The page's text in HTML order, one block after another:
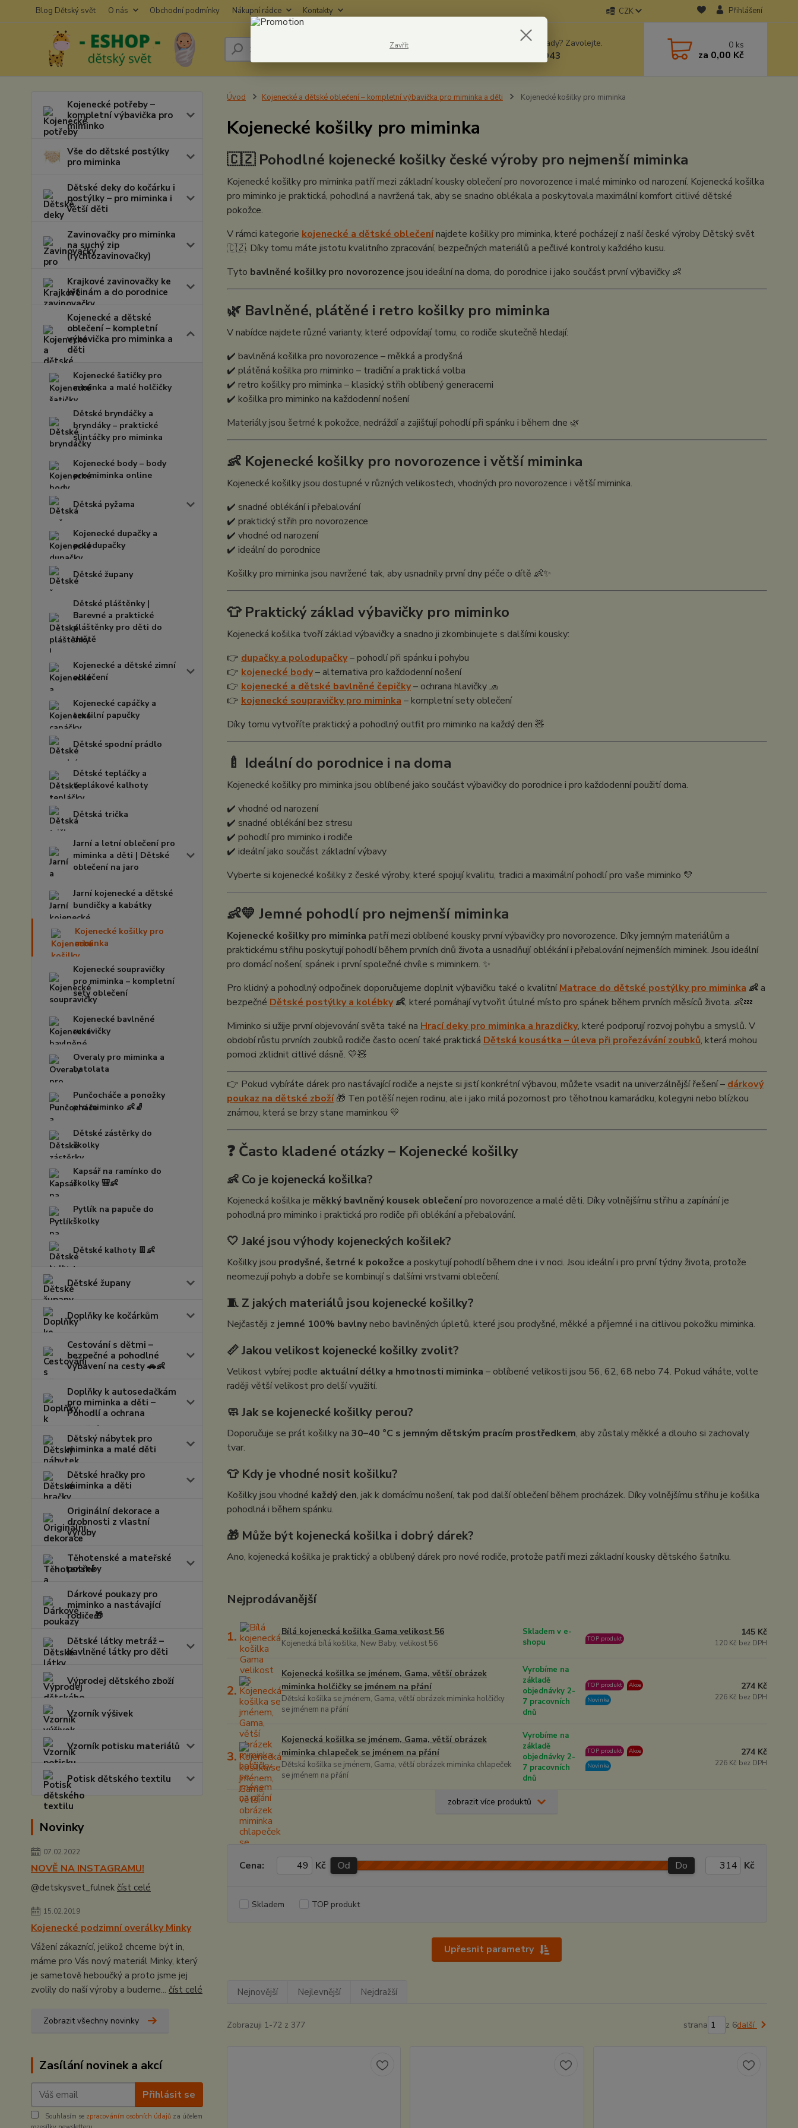
Blog Dětský svět O nás Obchodní podmínky Nákupní rádce Kontakty CZK Přihlášení
Hledat Nevíte si rady? Zavolejte.
604278943
0 ks
za 0,00 Kč
Kojenecké potřeby –
kompletní výbavička pro
miminko
Vše do dětské postýlky
pro miminka
Dětské deky do kočárku i
postýlky – pro miminka i
větší děti
Zavinovačky pro miminka
na suchý zip
(rychlozavinovačky)
Krajkové zavinovačky ke
křtinám a do porodnice
Kojenecké a dětské
oblečení – kompletní
výbavička pro miminka a
děti
Kojenecké šatičky pro
miminka a malé holčičky
Dětské bryndáčky a
bryndáky – praktické
slintáčky pro miminka
Kojenecké body – body
pro miminka online
Dětská pyžama
Kojenecké dupačky a
polodupačky
Dětské župany
Dětské pláštěnky |
Barevné a praktické
pláštěnky pro děti do
deště
Kojenecké a dětské zimní
oblečení
Kojenecké capáčky a
textilní papučky
Dětské spodní prádlo
Dětské tepláčky a
teplákové kalhoty
Dětská trička
Jarní a letní oblečení pro
miminka a děti | Dětské
oblečení na jaro
Jarní kojenecké a dětské
bundičky a kabátky
Kojenecké košilky pro
miminka
Kojenecké soupravičky
pro miminka – kompletní
sety oblečení
Kojenecké bavlněné
rukavičky
Overaly pro miminka a
batolata
Punčocháče a ponožky
pro miminko 👶🧦
Dětské zástěrky do
školky
Kapsář na ramínko do
školky 🎒👶
Pytlík na papuče do
školky
Dětské kalhoty 👖👶
Dětské župany
Doplňky ke kočárkům
Cestování s dětmi –
bezpečné a pohodlné
vybavení na cesty 🚗👶
Doplňky k autosedačkám
pro miminka a děti –
Pohodlí a ochrana
Dětský nábytek pro
miminka a malé děti
Dětské hračky pro
miminka a děti
Originální dekorace a
drobnosti z vlastní
výroby
Těhotenské a mateřské
potřeby
Dárkové poukazy pro
miminko a nastávající
rodiče🎁
Dětské látky metráž –
bavlněné látky pro děti
Výprodej dětského zboží
Vzorník výšivek
Vzorník potisku materiálů
Potisk dětského textilu
Novinky
07.02.2022
NOVĚ NA INSTAGRAMU!
@detskysvet_fulnek číst celé
15.02.2019
Kojenecké podzimní overálky Minky
Vážení zákaznící, jelikož chceme být in,
máme pro Vás nový materiál Minky, který
je sametově heboučký a proto jsme jej
zvolily do naší výroby a budeme... číst celé
Zobrazit všechny novinky
Zasílání novinek a akcí
Přihlásit se
Souhlasím se zpracováním osobních údajů za účelem
Úvod Kojenecké a dětské oblečení – kompletní výbavička pro miminka a děti Kojenecké košilky pro miminka
Kojenecké košilky pro miminka
🇨🇿 Pohodlné kojenecké košilky české výroby pro nejmenší miminka
Kojenecké košilky pro miminka patří mezi základní kousky oblečení pro novorozence i malé miminko od narození. Kojenecká košilka
pro miminko je praktická, pohodlná a navržená tak, aby se snadno oblékala a poskytovala maximální komfort citlivé dětské
pokožce.
V rámci kategorie kojenecké a dětské oblečenínajdete košilky pro miminka, které pocházejí z naší české výroby Dětský svět
🇨🇿. Díky tomu máte jistotu kvalitního zpracování, bezpečných materiálů a pečlivé kontroly každého kusu.
Tyto bavlněné košilky pro novorozence jsou ideální na doma, do porodnice i jako součást první výbavičky 👶
🌿 Bavlněné, plátěné i retro košilky pro miminka
V nabídce najdete různé varianty, které odpovídají tomu, co rodiče skutečně hledají:
✔️ bavlněná košilka pro novorozence – měkká a prodyšná
✔️ plátěná košilka pro miminko – tradiční a praktická volba
✔️ retro košilky pro miminka – klasický střih oblíbený generacemi
✔️ košilka pro miminko na každodenní nošení
Materiály jsou šetrné k pokožce, nedráždí a zajišťují pohodlí při spánku i během dne 🌿
👶 Kojenecké košilky pro novorozence i větší miminka
Kojenecké košilky jsou dostupné v různých velikostech, vhodných pro novorozence i větší miminka.
✔️ snadné oblékání i přebalování
✔️ praktický střih pro novorozence
✔️ vhodné od narození
✔️ ideální do porodnice
Košilky pro miminka jsou navržené tak, aby usnadnily první dny péče o dítě 👶✨
👕 Praktický základ výbavičky pro miminko
Kojenecká košilka tvoří základ výbavičky a snadno ji zkombinujete s dalšími kousky:
👉 dupačky a polodupačky– pohodlí při spánku i pohybu
👉 kojenecké body– alternativa pro každodenní nošení
👉 kojenecké a dětské bavlněné čepičky– ochrana hlavičky 🧢
👉 kojenecké soupravičky pro miminka – kompletní sety oblečení
Díky tomu vytvoříte praktický a pohodlný outfit pro miminko na každý den 🧸
🍼 Ideální do porodnice i na doma
Kojenecké košilky pro miminka jsou oblíbené jako součást výbavičky do porodnice i pro každodenní použití doma.
✔️ vhodné od narození
✔️ snadné oblékání bez stresu
✔️ pohodlí pro miminko i rodiče
✔️ ideální jako součást základní výbavy
Vyberte si kojenecké košilky z české výroby, které spojují kvalitu, tradici a maximální pohodlí pro vaše miminko 💛
👶💛 Jemné pohodlí pro nejmenší miminka
Kojenecké košilky pro miminka patří mezi oblíbené kousky první výbavičky pro novorozence. Díky jemným materiálům a
praktickému střihu poskytují pohodlí během prvních dnů života a usnadňují oblékání i přebalování nejmenších miminek. Jsou ideální
pro domácí nošení, spánek i první společné chvíle s miminkem. ✨
Pro klidný a pohodlný odpočinek doporučujeme doplnit výbavičku také o kvalitníMatrace do dětské postýlky pro miminka 👶a
bezpečné Dětské postýlky a kolébky👶, které pomáhají vytvořit útulné místo pro spánek během prvních měsíců života. 👶💤
Miminko si užije první objevování světa také na Hrací deky pro miminka a hrazdičky, které podporují rozvoj pohybu a smyslů. V
období růstu prvních zoubků rodiče často ocení také praktická Dětská kousátka – úleva při prořezávání zoubků, která mohou
pomoci zklidnit citlivé dásně. 💛🧸
👉 Pokud vybíráte dárek pro nastávající rodiče a nejste si jistí konkrétní výbavou, můžete vsadit na univerzálnější řešení – dárkový
poukaz na dětské zboží🎁 Ten potěší nejen rodinu, ale i jako milá pozornost pro těhotnou kamarádku, kolegyni nebo blízkou
známou, která se brzy stane maminkou 💛
❓ Často kladené otázky – Kojenecké košilky
👶 Co je kojenecká košilka?
Kojenecká košilka je měkký bavlněný kousek oblečenípro novorozence a malé děti. Díky volnějšímu střihu a zapínání je
pohodlná pro miminko i praktická pro rodiče při oblékání a přebalování.
🤍 Jaké jsou výhody kojeneckých košilek?
Košilky jsou prodyšné, šetrné k pokožce a poskytují pohodlí během dne i v noci. Jsou ideální i pro první týdny života, protože
neomezují pohyb a dobře se kombinují s dalšími vrstvami oblečení.
🧵 Z jakých materiálů jsou kojenecké košilky?
Nejčastěji z jemné 100% bavlnynebo bavlněných úpletů, které jsou prodyšné, měkké a příjemné i na citlivou pokožku miminka.
📏 Jakou velikost kojenecké košilky zvolit?
Velikost vybírej podle aktuální délky a hmotnosti miminka – oblíbené velikosti jsou 56, 62, 68 nebo 74. Pokud váháte, volte
raději větší velikost pro delší využití.
🧼 Jak se kojenecké košilky perou?
Doporučuje se prát košilky na 30–40 °C s jemným dětským pracím prostředkem, aby zůstaly měkké a dlouho si zachovaly
tvar.
👕 Kdy je vhodné nosit košilku?
Košilky jsou vhodné každý den, jak k domácímu nošení, tak pod další oblečení během procházek. Díky volnějšímu střihu je košilka
pohodlná i během spánku.
🎁 Může být kojenecká košilka i dobrý dárek?
Ano, kojenecká košilka je praktický a oblíbený dárek pro nové rodiče, protože patří mezi základní kousky dětského šatníku.
Nejprodávanější
1. Bílá kojenecká košilka Gama velikost 56
Kojenecká bílá košilka, New Baby, velikost 56
Skladem v e-
shopu
TOP produkt
145 Kč
120 Kč bez DPH
2.
Kojenecká košilka se jménem, Gama, větší obrázek
miminka holčičky se jménem na přání
Dětská košilka se jménem, Gama, větší obrázek miminka holčičky
se jménem na přání
Vyrobíme na
základě
objednávky 2-
7 pracovních
dnů
TOP produkt
Akce
Novinka
274 Kč
226 Kč bez DPH
3.
Kojenecká košilka se jménem, Gama, větší obrázek
miminka chlapeček se jménem na přání
Dětská košilka se jménem, Gama, větší obrázek miminka chlapeček
se jménem na přání
Vyrobíme na
základě
objednávky 2-
7 pracovních
dnů
TOP produkt
Akce
Novinka
274 Kč
226 Kč bez DPH
zobrazit více produktů
Upřesnit parametry
Cena: Kč Od Do Kč
Skladem TOP produkt
Nejnovější Nejlevnější Nejdražší
Zobrazuji 1-72 z 377 strana z 6další
Zavřít